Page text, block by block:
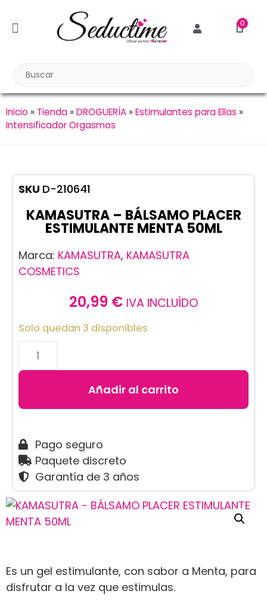
0
Inicio » Tienda »DROGUERÍA »Estimulantes para Ellas »
Intensificador Orgasmos
Es un gel estimulante, con sabor a Menta, para
disfrutar a la vez que estimulas.
SKU D-210641
KAMASUTRA – BÁLSAMO PLACER
ESTIMULANTE MENTA 50ML
Marca: KAMASUTRA, KAMASUTRA
COSMETICS
20,99 € IVA INCLUÍDO
Solo quedan 3 disponibles
Añadir al carrito
Pago seguro
Paquete discreto
Garantía de 3 años